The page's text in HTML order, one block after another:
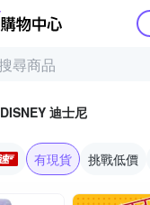
Yahoo購物
DISNEY 迪士尼
有現貨 挑戰低價